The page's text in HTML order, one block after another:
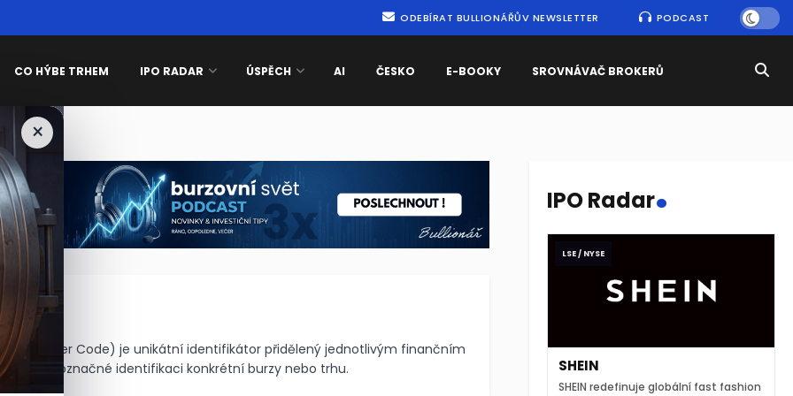
ODEBÍRAT BULLIONÁŘŮV NEWSLETTER PODCAST
CO HÝBE TRHEM IPO RADAR ÚSPĚCH AI ČESKO E-BOOKY SROVNÁVAČ BROKERŮ
×
blocked
Identifier Code) je unikátní identifikátor přidělený jednotlivým finančním
k jednoznačné identifikaci konkrétní burzy nebo trhu.
IPO Radar.
LSE / NYSE
SHEIN
SHEIN redefinuje globální fast fashion